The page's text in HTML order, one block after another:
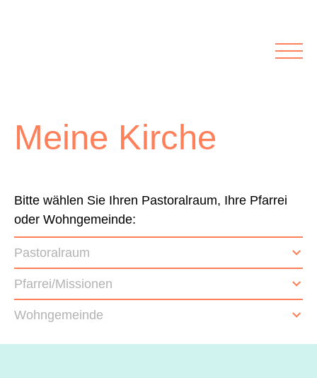
Vermischtes
Agenda I&L
Inserate &
Stellenbörse
Beilagen und Inserate Stellenbörse
Archiv
Meine Kirche
Bitte wählen Sie Ihren Pastoralraum, Ihre Pfarrei
oder Wohngemeinde:
Pastoralraum
Pfarrei/Missionen
Wohngemeinde